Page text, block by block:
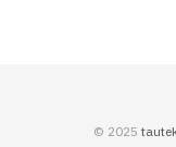
© 2025